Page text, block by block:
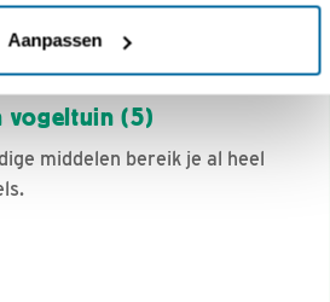
Aanpassen
vogeltuin (5)
middelen bereik je al heel